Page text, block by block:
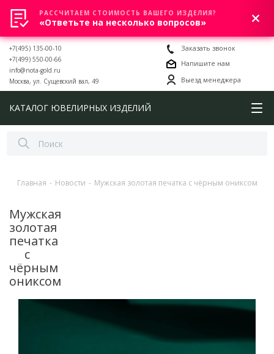
0
+7(495) 135-00-10
+7(499) 550-00-66
info@nota-gold.ru
Москва, ул. Сущевский вал, 49
Заказать звонок
Напишите нам
Выезд менеджера
КАТАЛОГ ЮВЕЛИРНЫХ ИЗДЕЛИЙ
Главная - Новости - Мужская золотая печатка с чёрным ониксом
Мужская
золотая
печатка
с
чёрным
ониксом
РАССЧИТАЕМ СТОИМОСТЬ ВАШЕГО ИЗДЕЛИЯ?
«Ответьте на несколько вопросов»